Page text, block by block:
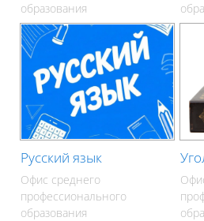
образования
Русский язык
Офис среднего
профессионального
образования